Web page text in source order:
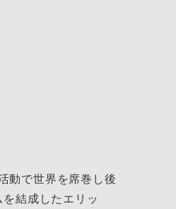
動で世界を席巻し後
結成したエリッ